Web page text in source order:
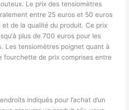
Le prix des tensiomètres
entre 25 euros et 50 euros
de la qualité du produit. Ce prix
plus de 700 euros pour les
Les tensiomètres poignet quant à
fourchette de prix comprises entre
indiqués pour l’achat d’un